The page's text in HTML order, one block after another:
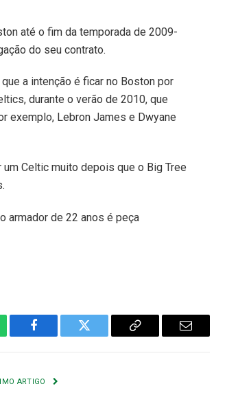
até o fim da temporada de 2009-
do seu contrato.
a intenção é ficar no Boston por
durante o verão de 2010, que
exemplo, Lebron James e Dwyane
Celtic muito depois que o Big Tree
armador de 22 anos é peça
Facebook Twitter
Copiar
E-
ARTIGO